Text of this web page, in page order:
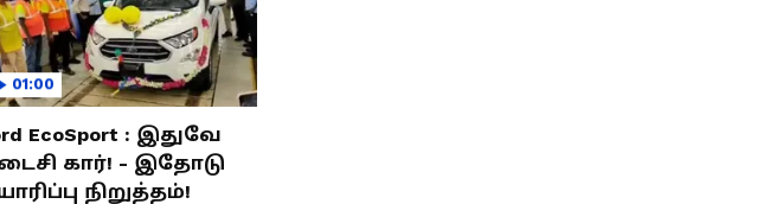
01:00
EcoSport : இதுவே
கார்! - இதோடு
நிறுத்தம்!